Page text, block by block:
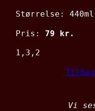
Størrelse: 440ml
Pris: 79 kr.
1,3,2
Vi